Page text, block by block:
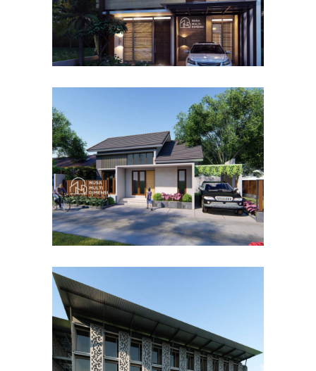
Desain Rumah Bapak Dodi di
Ciomas Bogor
DESAIN RUMAH TERBAIK
Desain Dormitory Dramaga
IPB di Kota Bogor
DESAIN BANGUNAN LAINNYA